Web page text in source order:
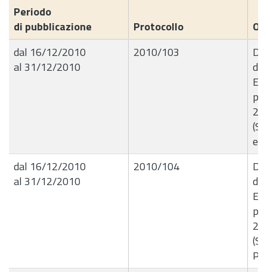
Periodo
di pubblicazione
Protocollo
dal 16/12/2010
al 31/12/2010
2010/103
ed
dal 16/12/2010
al 31/12/2010
2010/104